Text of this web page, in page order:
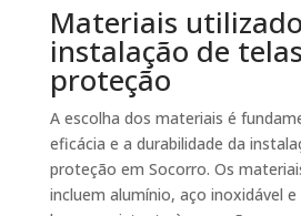
Materiais
instalação de
proteção
A escolha dos materiais é
eficácia e a durabilidade da
proteção em Socorro. Os
incluem alumínio, aço inoxidável